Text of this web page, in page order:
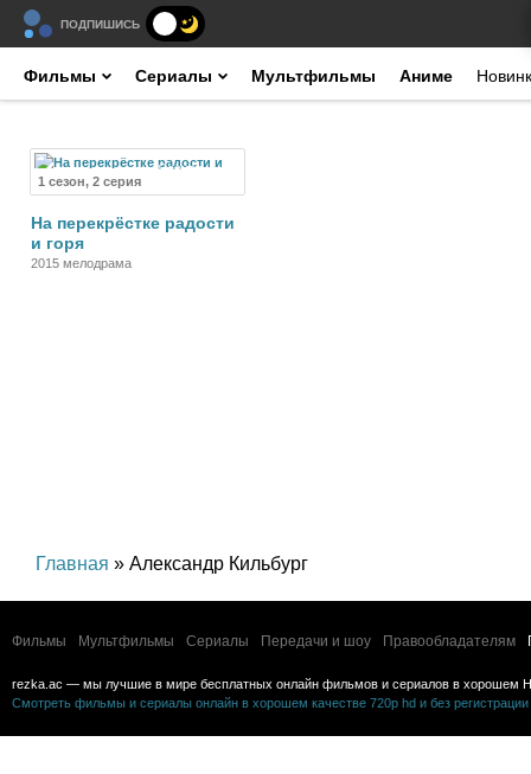
ПОДПИШИСЬ
Фильмы Сериалы Мультфильмы Аниме
1 сезон, 2 серия
Сериал
На перекрёстке радости
и горя
2015 мелодрама
Главная » Александр Кильбург
Фильмы Мультфильмы Сериалы Передачи и шоу Правообладателям
rezka.ac — мы лучшие в мире бесплатных онлайн фильмов и сериалов в хорошем
Смотреть фильмы и сериалы онлайн в хорошем качестве 720p hd и без